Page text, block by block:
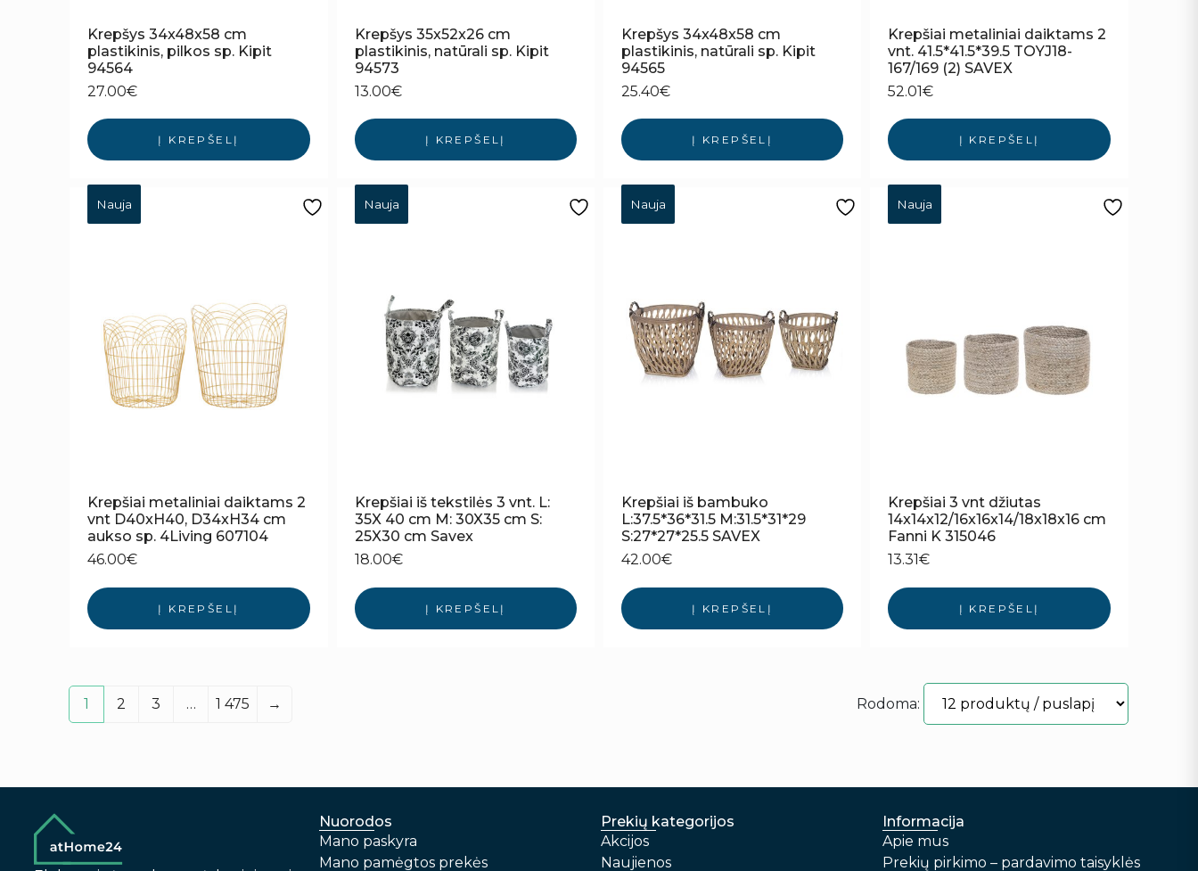
Krepšys 34x48x58 cm
plastikinis, pilkos sp. Kipit
94564
27.00€
Į KREPŠELĮ
Krepšys 35x52x26 cm
plastikinis, natūrali sp. Kipit
94573
13.00€
Į KREPŠELĮ
Krepšys 34x48x58 cm
plastikinis, natūrali sp. Kipit
94565
25.40€
Į KREPŠELĮ
Krepšiai metaliniai daiktams 2
vnt. 41.5*41.5*39.5 TOYJ18-
167/169 (2) SAVEX
52.01€
Į KREPŠELĮ
Nauja
Krepšiai metaliniai daiktams 2
vnt D40xH40, D34xH34 cm
aukso sp. 4Living 607104
46.00€
Į KREPŠELĮ
Nauja
Krepšiai iš tekstilės 3 vnt. L:
35X 40 cm M: 30X35 cm S:
25X30 cm Savex
18.00€
Į KREPŠELĮ
Nauja
Krepšiai iš bambuko
L:37.5*36*31.5 M:31.5*31*29
S:27*27*25.5 SAVEX
42.00€
Į KREPŠELĮ
Nauja
Krepšiai 3 vnt džiutas
14x14x12/16x16x14/18x18x16 cm
Fanni K 315046
13.31€
Į KREPŠELĮ
1 2 3 … 1 475 → Rodoma:
Nuorodos
Mano paskyra
Mano pamėgtos prekės
Prekių kategorijos
Akcijos
Naujienos
Informacija
Apie mus
Prekių pirkimo – pardavimo taisyklės